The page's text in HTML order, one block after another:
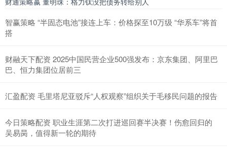
智赢策略 “半固态电池”接连上车：价格探至10万级 “华系车”将首
搭
财融天下配资 2025中国民营企业500强发布：京东集团、阿里巴
巴、恒力集团位居前三
汇盈配资 毛里塔尼亚驳斥“人权观察”组织关于毛移民问题的报告
今日策略配资 职业生涯第二次打进巡回赛半决赛！伤愈回归的
吴易昺，值得新一轮的期待